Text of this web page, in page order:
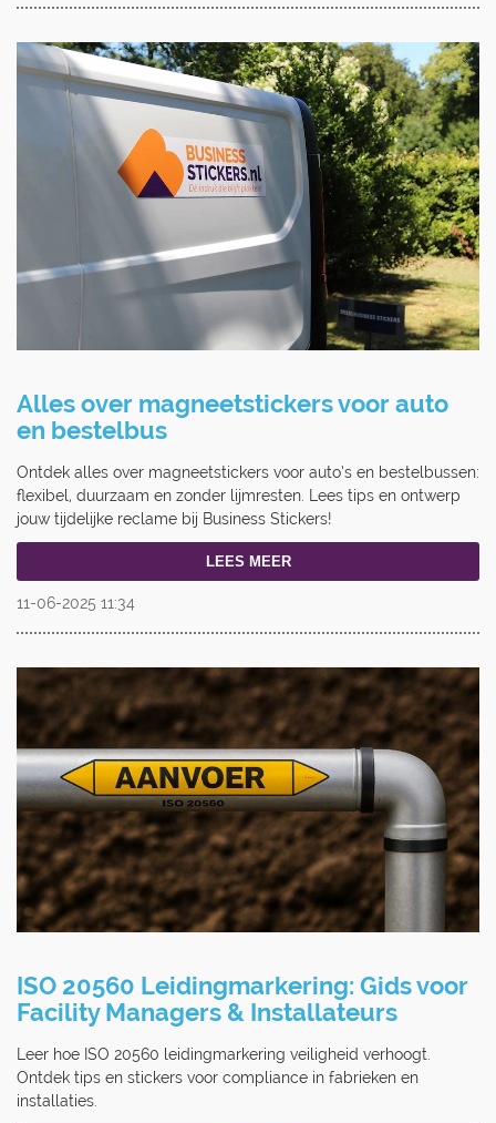
Alles over magneetstickers voor auto
en bestelbus
Ontdek alles over magneetstickers voor auto’s en bestelbussen:
flexibel, duurzaam en zonder lijmresten. Lees tips en ontwerp
jouw tijdelijke reclame bij Business Stickers!
LEES MEER
11-06-2025 11:34
ISO 20560 Leidingmarkering: Gids voor
Facility Managers & Installateurs
Leer hoe ISO 20560 leidingmarkering veiligheid verhoogt.
Ontdek tips en stickers voor compliance in fabrieken en
installaties.